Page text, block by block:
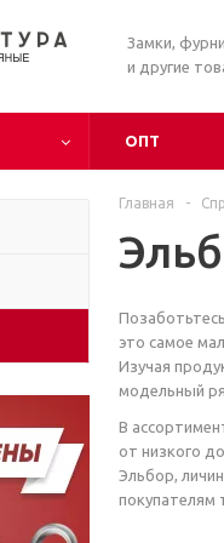
Замки,
и другие
ОПТ
Главная -
это самое
Изучая
модельный
В
от низкого
Эльбор,
покупателям